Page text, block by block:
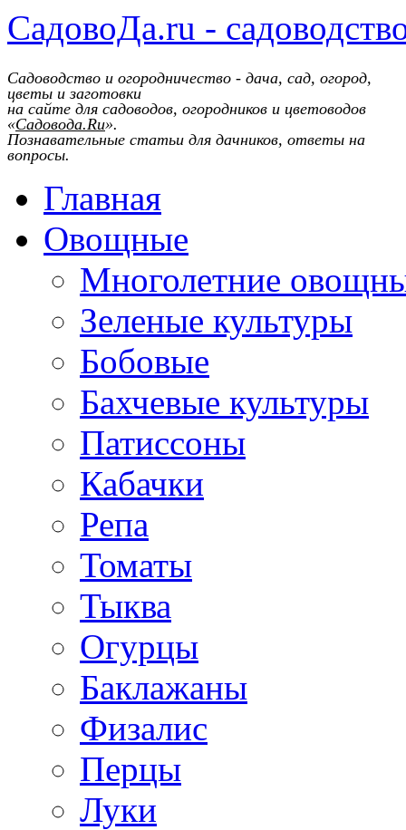
СадовоДа.ru -
Садоводство и огородничество - дача, сад, огород,
цветы и заготовки
на сайте для садоводов, огородников и цветоводов
«Садовода.Ru».
Познавательные статьи для дачников, ответы на
вопросы.
Главная
Овощные
Многолетние
Зеленые культуры
Бобовые
Бахчевые культуры
Патиссоны
Кабачки
Репа
Томаты
Тыква
Огурцы
Баклажаны
Физалис
Перцы
Луки